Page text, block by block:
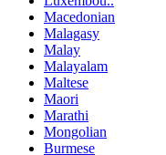
Macedonian
Malagasy
Malay
Malayalam
Maltese
Maori
Marathi
Mongolian
Burmese